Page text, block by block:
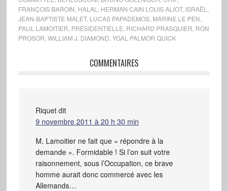
FRANÇOIS BAROIN HALAL HERMAN CAIN LOUIS ALIOT, ISRAËL
JEAN-BAPTISTE MALET, LUCAS PAPADEMOS, MARINE LE PEN
PAUL LAMOITIER PRÉSIDENTIELLE RICHARD PRASQUIER RON
PROSOR WILLIAM J. DIAMOND YGAL PALMOR QUICK
COMMENTAIRES
Riquet dit
9 novembre 2011 à 20 h 30 min
M. Lamoitier ne fait que « répondre à la
demande ». Formidable ! Si l’on suit votre
raisonnement, sous l’Occupation, ce brave
homme aurait donc commercé avec les
Allemands…